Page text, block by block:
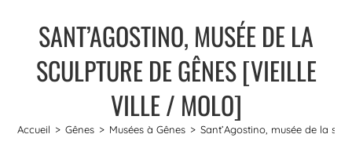
SANT’AGOSTINO, MUSÉE DE LA
SCULPTURE DE GÊNES [VIEILLE
VILLE / MOLO]
Accueil > Gênes > Musées à Gênes > Sant’Agostino, musée de la